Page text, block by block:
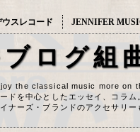
スレコード JENNIFER
ログ組
the classical music more on
ドを中心としたエッセイ、コラム
ナーズ・ブランドのアクセサリー